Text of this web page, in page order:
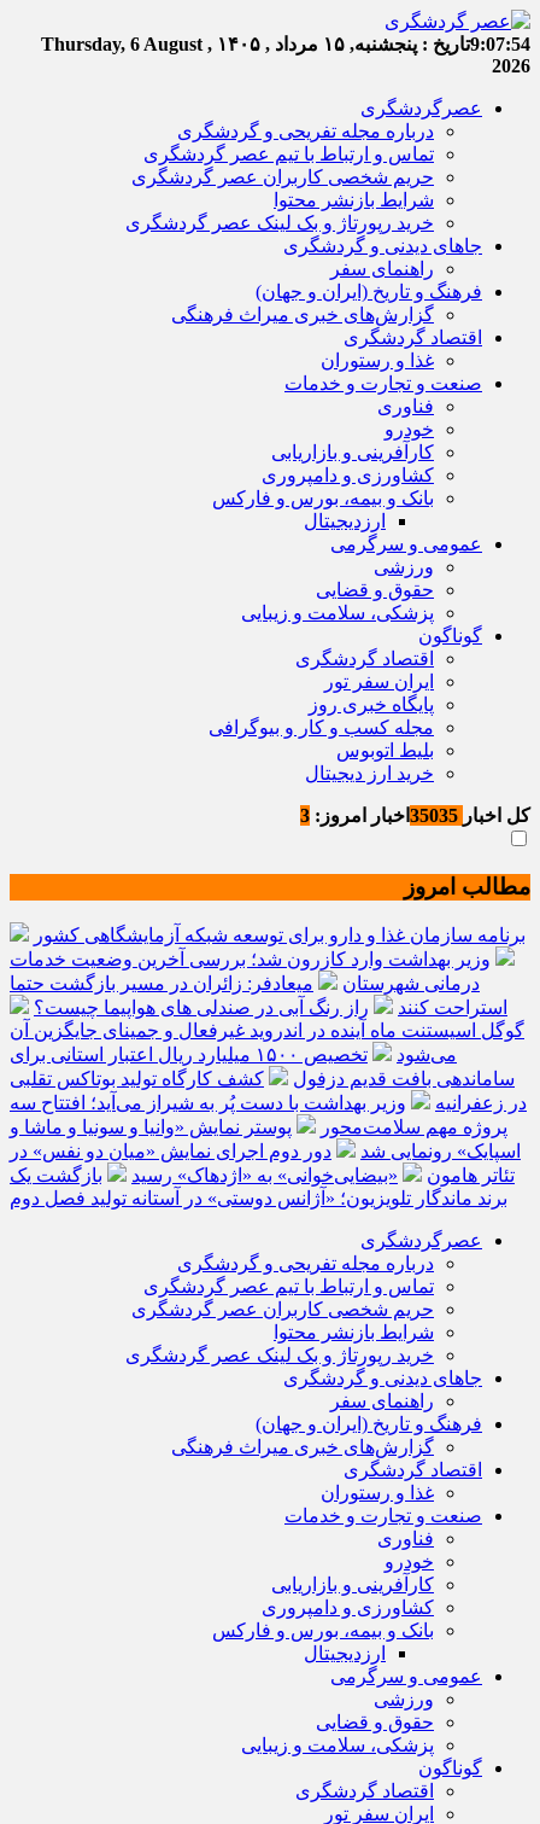
9:07:55تاریخ : پنجشنبه, ۱۵ مرداد , ۱۴۰۵
Thursday, 6 August ,
2026
عصرگردشگری
درباره مجله تفریحی و گردشگری
تماس و ارتباط با تیم عصر گردشگری
حریم شخصی کاربران عصر گردشگری
شرایط بازنشر محتوا
خرید رپورتاژ و بک لینک عصر گردشگری
جاهای دیدنی و گردشگری
راهنمای سفر
فرهنگ و تاریخ (ایران و جهان)
گزارش‌های خبری میراث فرهنگی
اقتصاد گردشگری
غذا و رستوران
صنعت و تجارت و خدمات
فناوری
خودرو
کارآفرینی و بازاریابی
کشاورزی و دامپروری
بانک و بیمه، بورس و فارکس
ارزدیجیتال
عمومی و سرگرمی
ورزشی
حقوق و قضایی
پزشکی، سلامت و زیبایی
گوناگون
اقتصاد گردشگری
ایران سفر تور
پایگاه خبری روز
مجله کسب و کار و بیوگرافی
بلیط اتوبوس
خرید ارز دیجیتال
کل اخبار اخبار امروز: 3
مطالب امروز
برنامه سازمان غذا و دارو برای توسعه شبکه آزمایشگاهی کشور
وزیر بهداشت وارد کازرون شد؛ بررسی آخرین وضعیت خدمات
درمانی شهرستان
میعادفر: زائران در مسیر بازگشت حتما
استراحت کنند
راز رنگ آبی در صندلی های هواپیما چیست؟
گوگل اسیستنت ماه آینده در اندروید غیرفعال و جمینای جایگزین آن
می‌شود
تخصیص ۱۵۰۰ میلیارد ریال اعتبار استانی برای
ساماندهی بافت قدیم دزفول
کشف کارگاه تولید بوتاکس تقلبی
در زعفرانیه
وزیر بهداشت با دست پُر به شیراز می‌آید؛ افتتاح سه
پروژه مهم سلامت‌محور
پوستر نمایش «وانیا و سونیا و ماشا و
اسپایک» رونمایی شد
دور دوم اجرای نمایش «میان دو نفس» در
تئاتر هامون
«بیضایی‌خوانی» به «اژدهاک» رسید
بازگشت یک
برند ماندگار تلویزیون؛ «آژانس دوستی» در آستانه تولید فصل دوم
عصرگردشگری
درباره مجله تفریحی و گردشگری
تماس و ارتباط با تیم عصر گردشگری
حریم شخصی کاربران عصر گردشگری
شرایط بازنشر محتوا
خرید رپورتاژ و بک لینک عصر گردشگری
جاهای دیدنی و گردشگری
راهنمای سفر
فرهنگ و تاریخ (ایران و جهان)
گزارش‌های خبری میراث فرهنگی
اقتصاد گردشگری
غذا و رستوران
صنعت و تجارت و خدمات
فناوری
خودرو
کارآفرینی و بازاریابی
کشاورزی و دامپروری
بانک و بیمه، بورس و فارکس
ارزدیجیتال
عمومی و سرگرمی
ورزشی
حقوق و قضایی
پزشکی، سلامت و زیبایی
گوناگون
اقتصاد گردشگری
ایران سفر تور